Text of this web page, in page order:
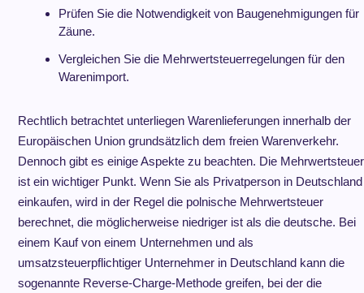
Prüfen Sie die Notwendigkeit von Baugenehmigungen für
Zäune.
Vergleichen Sie die Mehrwertsteuerregelungen für den
Warenimport.
Rechtlich betrachtet unterliegen Warenlieferungen innerhalb der
Europäischen Union grundsätzlich dem freien Warenverkehr.
Dennoch gibt es einige Aspekte zu beachten. Die Mehrwertsteuer
ist ein wichtiger Punkt. Wenn Sie als Privatperson in Deutschland
einkaufen, wird in der Regel die polnische Mehrwertsteuer
berechnet, die möglicherweise niedriger ist als die deutsche. Bei
einem Kauf von einem Unternehmen und als
umsatzsteuerpflichtiger Unternehmer in Deutschland kann die
sogenannte Reverse-Charge-Methode greifen, bei der die